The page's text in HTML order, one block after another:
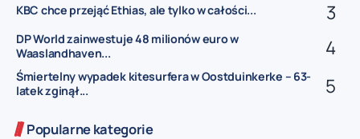
KBC chce przejąć Ethias, ale tylko w całości...
DP World zainwestuje 48 milionów euro w
Waaslandhaven...
Śmiertelny wypadek kitesurfera w Oostduinkerke – 63-
latek zginął...
Popularne kategorie